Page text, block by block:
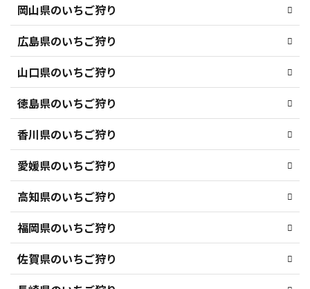
岡山県のいちご狩り
広島県のいちご狩り
山口県のいちご狩り
徳島県のいちご狩り
香川県のいちご狩り
愛媛県のいちご狩り
高知県のいちご狩り
福岡県のいちご狩り
佐賀県のいちご狩り